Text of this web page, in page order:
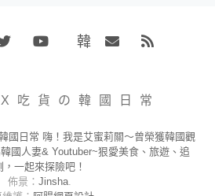
韓
小
賣
吃貨の韓國日常
國日常 嗨！我是艾蜜莉關～曾榮獲韓國觀
國人妻& Youtuber~狠愛美食、旅遊、追
，一起來探險吧！
佈景： Jinsha.